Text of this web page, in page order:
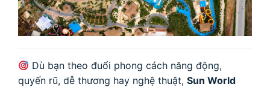
Dù bạn theo đuổi phong cách năng động,
quyến rũ, dễ thương hay nghệ thuật, Sun World